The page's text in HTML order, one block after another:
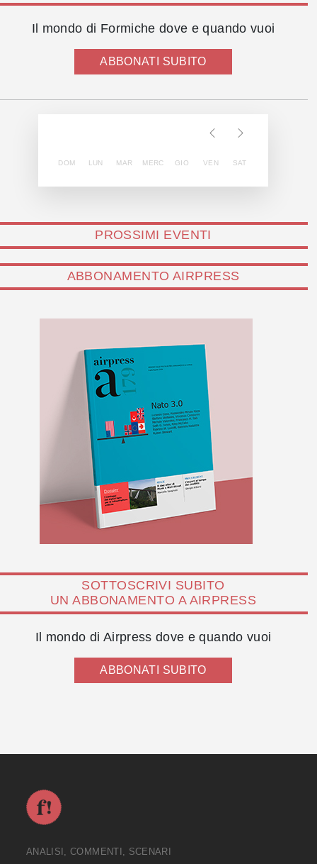
Il mondo di Formiche dove e quando vuoi
ABBONATI SUBITO
DOM LUN MAR MERC GIO VEN SAT
PROSSIMI EVENTI
ABBONAMENTO AIRPRESS
SOTTOSCRIVI SUBITO
UN ABBONAMENTO A AIRPRESS
Il mondo di Airpress dove e quando vuoi
ABBONATI SUBITO
ANALISI, COMMENTI, SCENARI